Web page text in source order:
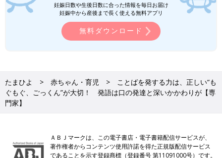
妊娠日数や生後日数に合った情報を毎日お届け
妊娠中から産後まで長く使える無料アプリ
無料ダウンロード
たまひよ 赤ちゃん・育児
ことばを発する力は、正しい“も
ぐもぐ、ごっくん”が大切！ 発語は口の発達と深いかかわりが【専
門家】
ＡＢＪマークは、この電子書店・電子書籍配信サービスが、
著作権者からコンテンツ使用許諾を得た正規版配信サービス
であることを示す登録商標（登録番号 第11091000号）です。